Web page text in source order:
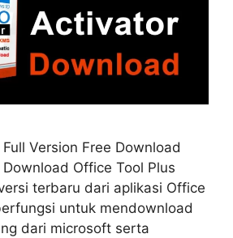
Version Free Download
Office Tool Plus
terbaru dari aplikasi Office
untuk mendownload
dari microsoft serta